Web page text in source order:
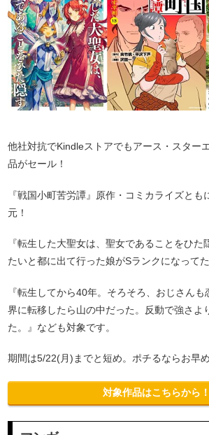
他社対抗でKindleストアでもアース・スター
品がセール！
『戦国小町苦労譚』原作・コミカライズとも
元！
『転生した大聖女は、聖女であることをひた
たいと都に出て行った娘がSランクになってた
『転生してから40年。そろそろ、おじさん
界に転移したら山の中だった。反動で強さよ
た。』なども対象です。
期間は5/22(月)までと短め。ポチるならお早め
対象作品はこちらから！